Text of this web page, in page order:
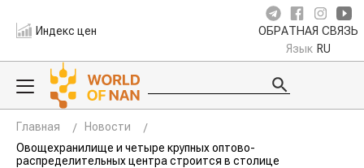
Индекс цен ОБРАТНАЯ СВЯЗЬ
Язык RU
Главная
Новости
Овощехранилище и четыре крупных оптово-
распределительных центра строится в столице